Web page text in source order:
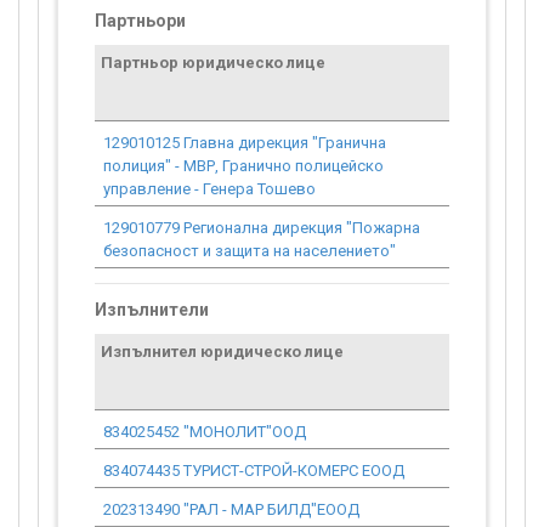
Партньори
Партньор юридическо лице
129010125 Главна дирекция "Гранична
полиция" - МВР, Гранично полицейско
управление - Генера Тошево
129010779 Регионална дирекция "Пожарна
безопасност и защита на населението"
Изпълнители
Изпълнител юридическо лице
834025452 "МОНОЛИТ"ООД
834074435 ТУРИСТ-СТРОЙ-КОМЕРС ЕООД
202313490 "РАЛ - МАР БИЛД"ЕООД